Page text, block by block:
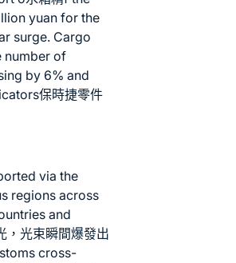
yuan for the
surge. Cargo
number of
by 6% and
保時捷零件
via the
regions across
and
，光束瞬間爆發出
cross-